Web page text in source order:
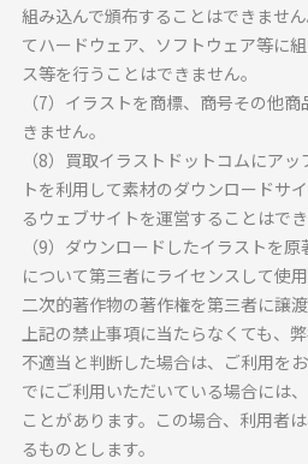
組み込んで頒布することはできませ
てハードウェア、ソフトウェア等に
ス等を行うことはできません。
（7）イラストを商標、商号その他
きません。
（8）買取イラストドットコムにア
トを利用して素材のダウンロードサ
るウェブサイトを運営することはでき
（9）ダウンロードしたイラストを
について第三者にライセンスして使
二次的著作物の著作権を第三者に譲
上記の禁止事項に当たらなくても、
不適当と判断した場合は、ご利用を
でにご利用いただいている場合には
ことがあります。この場合、利用者
るものとします。